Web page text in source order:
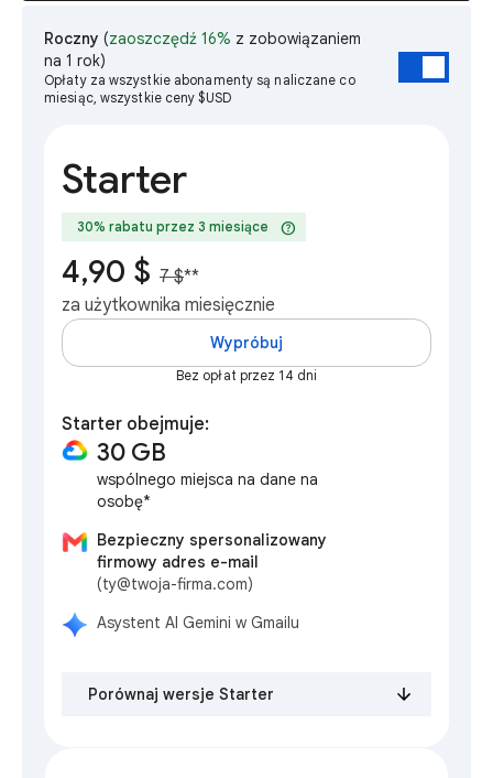
Roczny (zaoszczędź 16% z zobowiązaniem
na 1 rok)
Opłaty za wszystkie abonamenty są naliczane co
miesiąc, wszystkie ceny $USD
Starter
30% rabatu przez 3 miesiące help
4,90 $ 7 $**
za użytkownika miesięcznie
Wypróbuj
Bez opłat przez 14 dni
Starter obejmuje:
30 GB
wspólnego miejsca na dane na
osobę*
Bezpieczny spersonalizowany
firmowy adres e-mail
(ty@twoja-firma.com)
Asystent AI Gemini w Gmailu
Porównaj wersje Starter